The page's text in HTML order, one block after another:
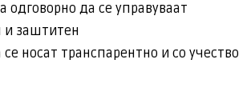
одговорно да се управуваат
и заштитен
носат транспарентно и со учество